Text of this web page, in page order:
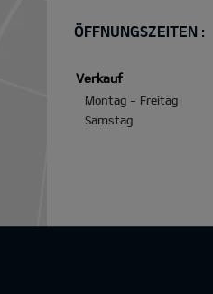
ÖFFNUNGSZEITEN :
Verkauf
Montag - Freitag
Samstag